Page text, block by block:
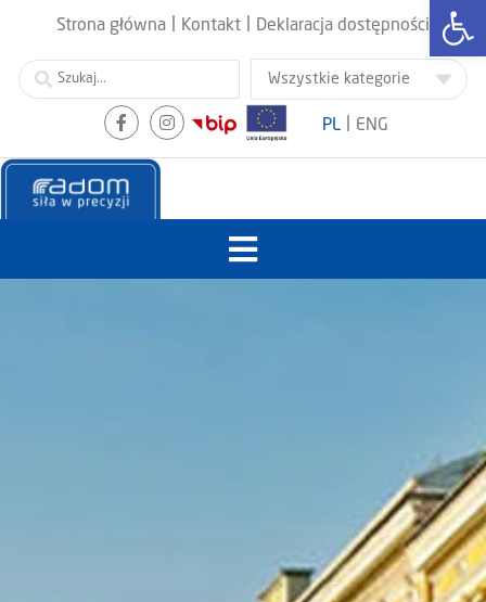
Strona główna Kontakt Deklaracja dostępności
PL ENG